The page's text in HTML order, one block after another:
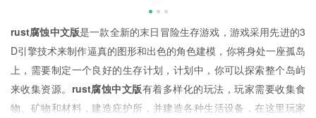
rust腐蚀中文版是一款全新的末日冒险生存游戏，游戏采用先进的3
D引擎技术来制作逼真的图形和出色的角色建模，你将身处一座孤岛
上，需要制定一个良好的生存计划，计划中，你可以探索整个岛屿
来收集资源。 rust腐蚀中文版有着多样化的玩法，玩家需要收集食
物、矿物和材料，建造庇护所，并建造各种生活设备，在这里玩家